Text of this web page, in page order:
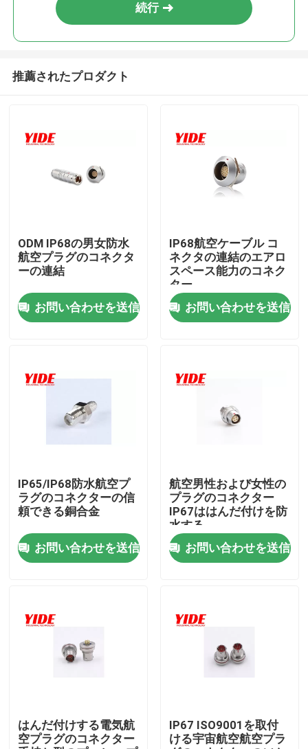
製品
オートバイの電気コネクタ
Ebike電池コネクター
EVの充満山
続行
推薦されたプロダクト
ODM IP68の男女防水
航空プラグのコネクタ
ーの連結
お問い合わせを送信
IP68航空ケーブル コ
ネクタの連結のエアロ
スペース能力のコネク
ター
お問い合わせを送信
IP65/IP68防水航空プ
ラグのコネクターの信
頼できる銅合金
お問い合わせを送信
航空男性および女性の
プラグのコネクター
IP67ははんだ付けを防
水する
お問い合わせを送信
はんだ付けする電気航
空プラグのコネクター
IP67 ISO9001を取付
ける宇宙航空航空プラ